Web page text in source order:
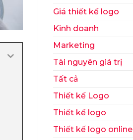
Giá thiết kế logo
Kinh doanh
Marketing
Tài nguyên giá trị
Tất cả
Thiết kế Logo
Thiết kế logo
Thiết kế logo online